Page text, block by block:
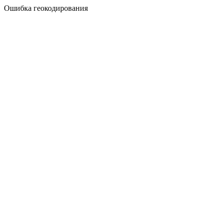
Ошибка геокодирования